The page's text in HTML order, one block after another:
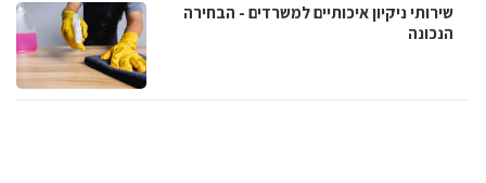
שירותי ניקיון איכותיים למשרדים - הבחירה
הנכונה